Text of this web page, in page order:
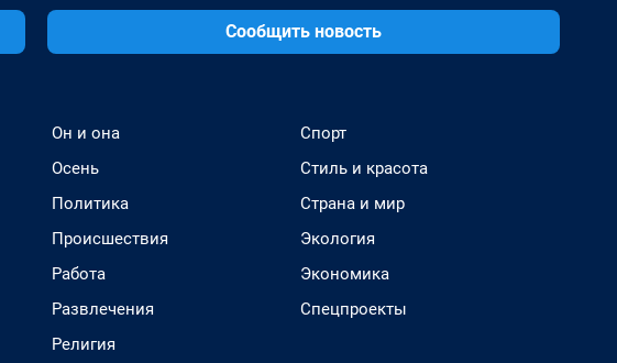
Сообщить новость
Он и она
Осень
Политика
Происшествия
Работа
Развлечения
Религия
Спорт
Стиль и красота
Страна и мир
Экология
Экономика
Спецпроекты